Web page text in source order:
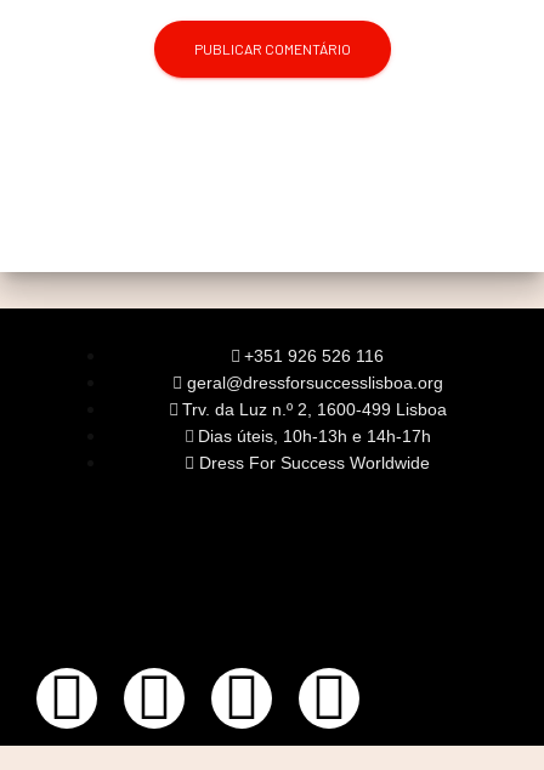
+351 926 526 116
geral@dressforsuccesslisboa.org
Trv. da Luz n.º 2, 1600-499 Lisboa
Dias úteis, 10h-13h e 14h-17h
Dress For Success Worldwide